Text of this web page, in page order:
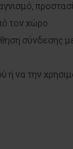
τον χώρο.
σύνδεσης
να την